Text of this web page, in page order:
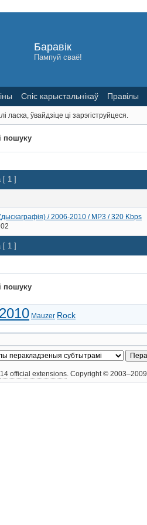
Баравік
Пампуй сваё!
Спіс карыстальнікаў Правілы
ласка, ўвайдзіце ці зарэгіструйцеся.
пошуку
[ 1 ]
/ 2006-2010 / MP3 / 320 Kbps
[ 1 ]
пошуку
2010 Mauzer Rock
14 official extensions. Copyright © 2003–2009